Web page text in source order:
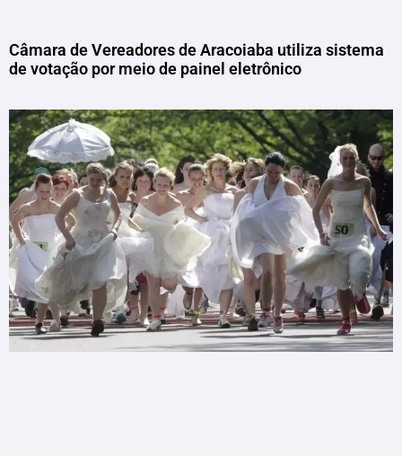
Câmara de Vereadores de Aracoiaba utiliza sistema
de votação por meio de painel eletrônico